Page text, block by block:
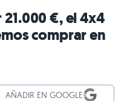
€, el 4x4
comprar en
AÑADIR EN GOOGLE